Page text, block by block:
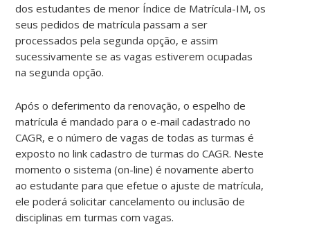
dos estudantes de menor Índice de Matrícula-IM, os
seus pedidos de matrícula passam a ser
processados pela segunda opção, e assim
sucessivamente se as vagas estiverem ocupadas
na segunda opção.
Após o deferimento da renovação, o espelho de
matrícula é mandado para o e-mail cadastrado no
CAGR, e o número de vagas de todas as turmas é
exposto no link cadastro de turmas do CAGR. Neste
momento o sistema (on-line) é novamente aberto
ao estudante para que efetue o ajuste de matrícula,
ele poderá solicitar cancelamento ou inclusão de
disciplinas em turmas com vagas.